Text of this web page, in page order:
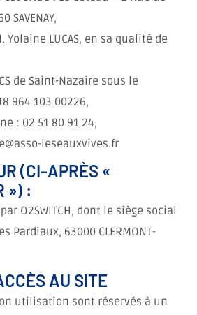
SAVENAY,
Yolaine LUCAS, en sa qualité de
de Saint-Nazaire sous le
964 103 00226,
: 02 51 80 91 24,
leseauxvives.fr
(CI-APRÈS «
») :
O2SWITCH, dont le siège social
Pardiaux, 63000 CLERMONT-
AU SITE
utilisation sont réservés à un